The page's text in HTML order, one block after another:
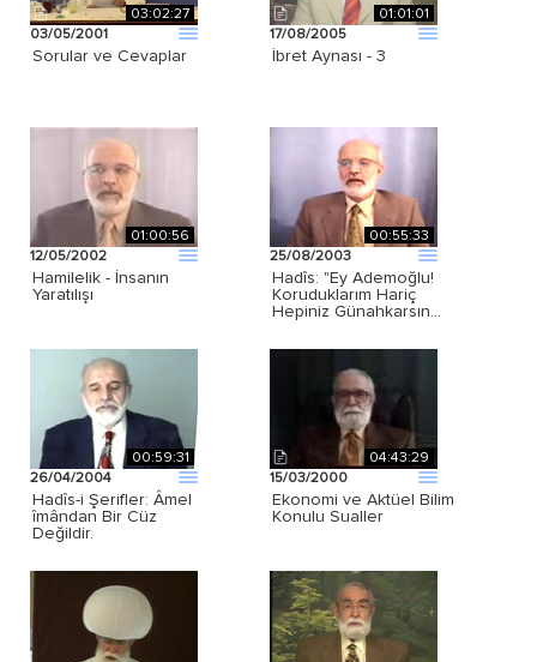
03:02:27
03/05/2001
Sorular ve Cevaplar
01:01:01
17/08/2005
İbret Aynası - 3
01:00:56
12/05/2002
Hamilelik - İnsanın
Yaratılışı
00:55:33
25/08/2003
Hadîs: "Ey Ademoğlu!
Koruduklarım Hariç
Hepiniz Günahkarsın…
00:59:31
26/04/2004
Hadîs-i Şerifler: Âmel
îmândan Bir Cüz
Değildir.
04:43:29
15/03/2000
Ekonomi ve Aktüel Bilim
Konulu Sualler